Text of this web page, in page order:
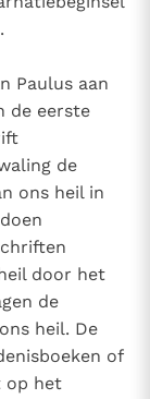
Paulus aan
de eerste
de
ons heil in
door het
de
heil. De
of
op het